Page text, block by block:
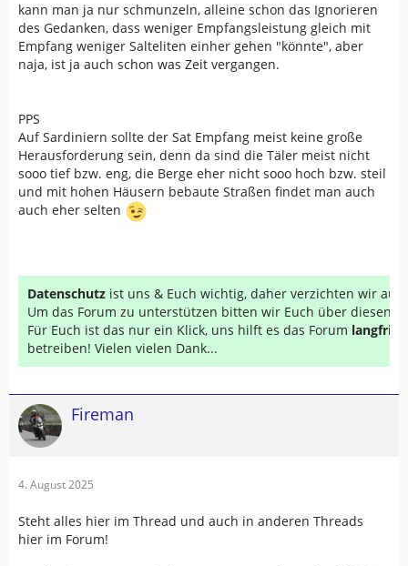
kann man ja nur schmunzeln, alleine schon das Ignorieren
des Gedanken, dass weniger Empfangsleistung gleich mit
Empfang weniger Salteliten einher gehen "könnte", aber
naja, ist ja auch schon was Zeit vergangen.
PPS
Auf Sardiniern sollte der Sat Empfang meist keine große
Herausforderung sein, denn da sind die Täler meist nicht
sooo tief bzw. eng, die Berge eher nicht sooo hoch bzw. steil
und mit hohen Häusern bebaute Straßen findet man auch
auch eher selten
Datenschutz ist uns & Euch wichtig, daher verzichten wir auf
Um das Forum zu unterstützen bitten wir Euch über diesen
Für Euch ist das nur ein Klick, uns hilft es das Forum
betreiben! Vielen vielen Dank...
Fireman
4. August 2025
Steht alles hier im Thread und auch in anderen Threads
hier im Forum!